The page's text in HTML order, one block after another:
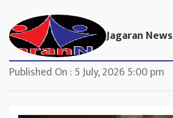
Jagaran News
Published On : 5 July, 2026 5:00 pm